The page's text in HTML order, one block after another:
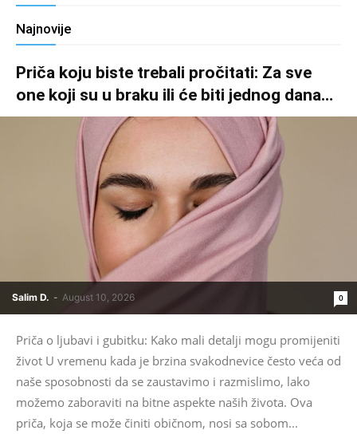
Najnovije
Priča koju biste trebali pročitati: Za sve
one koji su u braku ili će biti jednog dana…
Salim D. - August 10, 2026 0
Priča o ljubavi i gubitku: Kako mali detalji mogu promijeniti
život U vremenu kada je brzina svakodnevice često veća od
naše sposobnosti da se zaustavimo i razmislimo, lako
možemo zaboraviti na bitne aspekte naših života. Ova
priča, koja se može činiti običnom, nosi sa sobom...